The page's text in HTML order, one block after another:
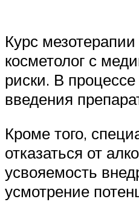
Курс
косметолог с
риски. В
введения
Кроме того,
отказаться от
усвояемость
усмотрение